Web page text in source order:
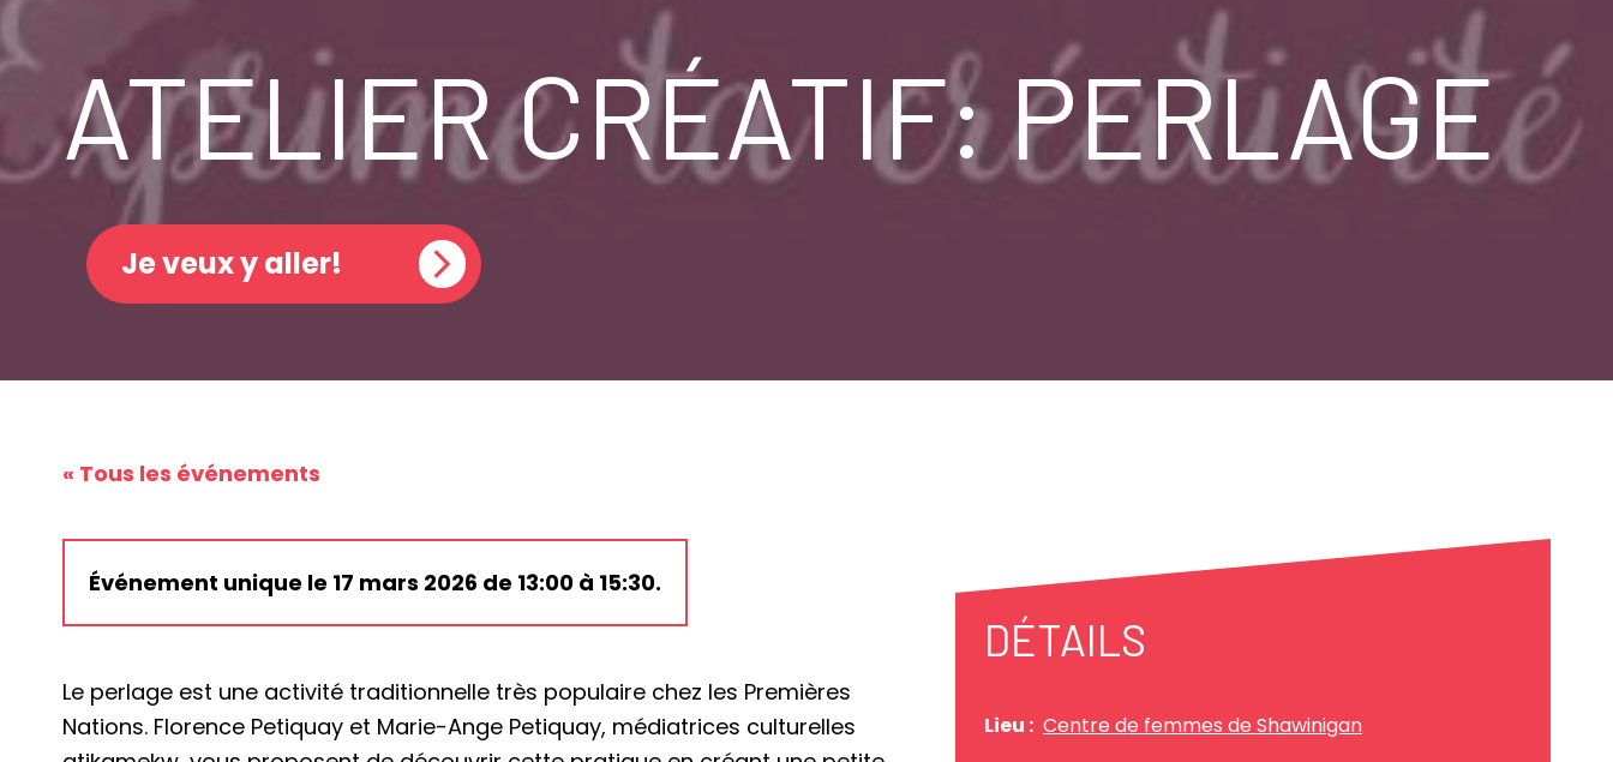
ATELIER CRÉATIF: PERLAGE
Je veux y aller!
« Tous les événements
Événement unique le 17 mars 2026 de 13:00 à 15:30.
Le perlage est une activité traditionnelle très populaire chez les Premières
Nations. Florence Petiquay et Marie-Ange Petiquay, médiatrices culturelles
DÉTAILS
Lieu : Centre de femmes de Shawinigan